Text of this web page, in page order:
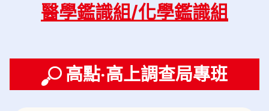
醫學鑑識組/化學鑑識組
高點‧高上調查局專班